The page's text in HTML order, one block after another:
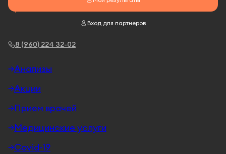
8 (960) 224 32-02
Вход для партнеров
Анализы
Акции
Прием врачей
Медицинские услуги
Covid-19